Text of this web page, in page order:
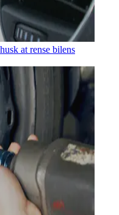
at rense bilens